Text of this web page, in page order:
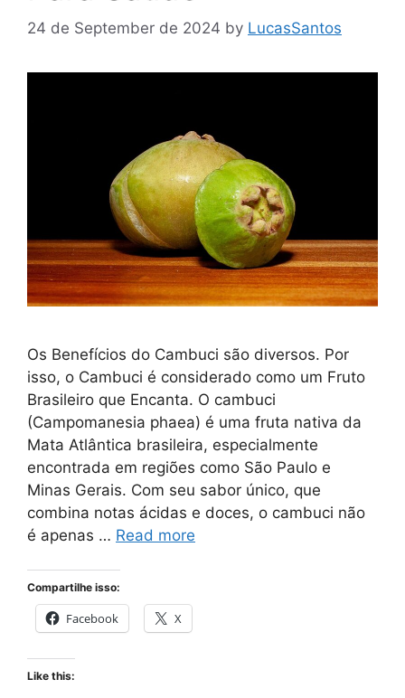
24 de September de 2024 by LucasSantos
Os Benefícios do Cambuci são diversos. Por
isso, o Cambuci é considerado como um Fruto
Brasileiro que Encanta. O cambuci
(Campomanesia phaea) é uma fruta nativa da
Mata Atlântica brasileira, especialmente
encontrada em regiões como São Paulo e
Minas Gerais. Com seu sabor único, que
combina notas ácidas e doces, o cambuci não
é apenas … Read more
Compartilhe isso:
Facebook X
Like this: